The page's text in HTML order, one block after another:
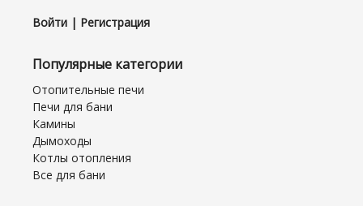
Войти | Регистрация
Популярные категории
Отопительные печи
Печи для бани
Камины
Дымоходы
Котлы отопления
Все для бани